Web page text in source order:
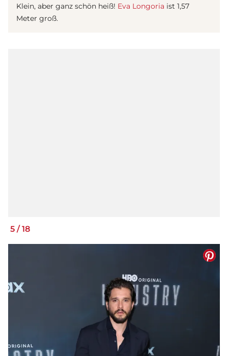
Klein, aber ganz schön heiß! Eva Longoria ist 1,57
Meter groß.
5 / 18